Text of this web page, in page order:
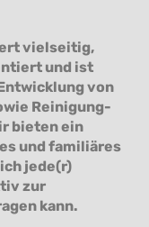
vielseitig,
und ist
von
Reinigung-
bieten ein
und familiäres
jede(r)
zur
kann.